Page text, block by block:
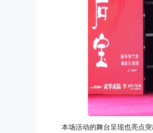
本场活动的舞台呈现也亮点